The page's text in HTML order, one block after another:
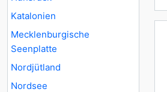
Katalonien
Mecklenburgische
Seenplatte
Nordjütland
Nordsee